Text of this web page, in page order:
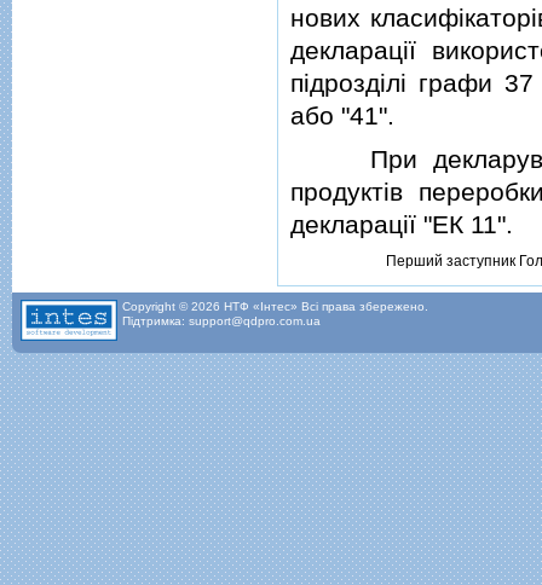
нових
декларацiї
пiдроздiлi графи 37
або "41".
При
продуктiв
декларацiї "ЕК 11".
Перший заступник
Copyright © 2026 НТФ «Інтес» Всі права збережено.
Підтримка: support@qdpro.com.ua